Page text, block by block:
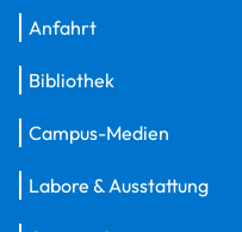
Anfahrt
Bibliothek
Campus-Medien
Labore & Ausstattung